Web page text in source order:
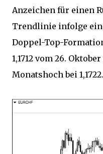
Anzeichen für einen
Trendlinie infolge
Doppel-Top-
1,1712 vom 26.
Monatshoch bei 1,1722.